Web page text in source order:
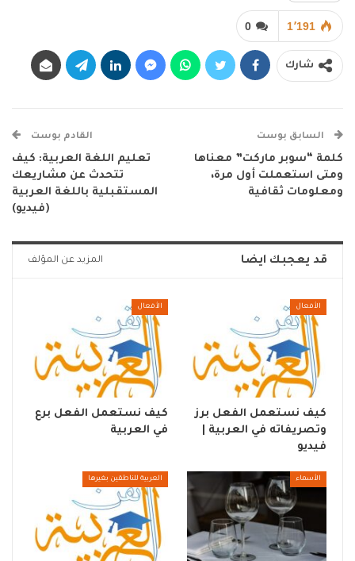
0 1٬191
شارك
السابق بوست
كلمة “سوبر ماركت” معناها
ومتى استعملت أول مرة،
ومعلومات ثقافية
القادم بوست
تعليم اللغة العربية: كيف
تتحدث عن مشاريعك
المستقبلية باللغة العربية
(فيديو)
قد يعجبك ايضا المزيد عن المؤلف
الأفعال
كيف نستعمل الفعل برز
وتصريفاته في العربية |
فيديو
الأفعال
كيف نستعمل الفعل برع
في العربية
الأسماء العربية للناطقين بغيرها